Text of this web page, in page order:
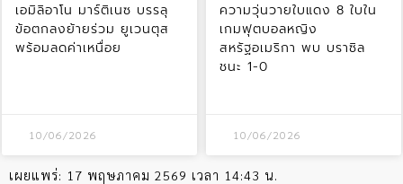
เอมิลิอาโน มาร์ติเนซ บรรลุ
ข้อตกลงย้ายร่วม ยูเวนตุส
พร้อมลดค่าเหนื่อย
10/06/2026
ความวุ่นวายใบแดง 8 ใบใน
เกมฟุตบอลหญิง
สหรัฐอเมริกา พบ บราซิล
ชนะ 1-0
10/06/2026
เผยแพร่: 17 พฤษภาคม 2569 เวลา 14:43 น.